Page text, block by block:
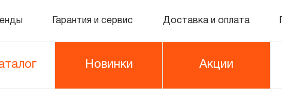
Гарантия и сервис Доставка и оплата
Новинки Акции